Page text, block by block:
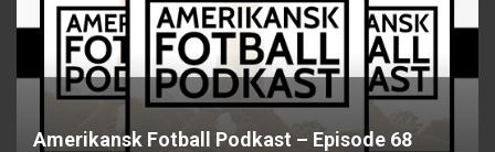
Amerikansk Fotball Podkast – Episode 68